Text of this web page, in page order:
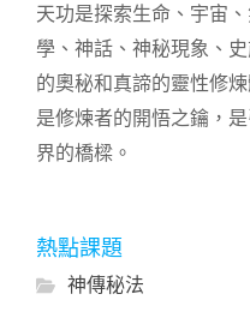
天功是探索生命、宇宙
學、神話、神秘現象、
的奧秘和真諦的靈性修
是修煉者的開悟之鑰，
界的橋樑。
熱點課題
神傳秘法